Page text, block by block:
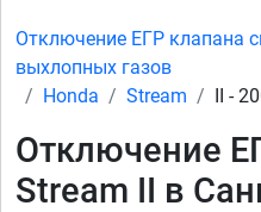
Отключение ЕГР клапана
выхлопных газов
Honda
Stream II -
Отключение
Stream II в